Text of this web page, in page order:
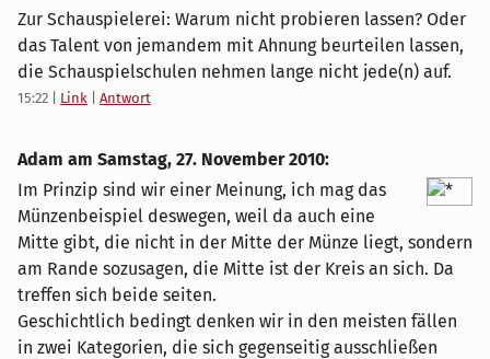
Zur Schauspielerei: Warum nicht probieren lassen? Oder
das Talent von jemandem mit Ahnung beurteilen lassen,
die Schauspielschulen nehmen lange nicht jede(n) auf.
15:22 Link Antwort
Adam am Samstag, 27. November 2010:
Im Prinzip sind wir einer Meinung, ich mag das
Münzenbeispiel deswegen, weil da auch eine
Mitte gibt, die nicht in der Mitte der Münze liegt, sondern
am Rande sozusagen, die Mitte ist der Kreis an sich. Da
treffen sich beide seiten.
Geschichtlich bedingt denken wir in den meisten fällen
in zwei Kategorien, die sich gegenseitig ausschließen